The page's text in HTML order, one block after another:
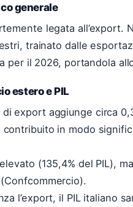
generale
legata all’export.
trainato dalle
per il 2026, portandola
estero e PIL
export aggiunge circa
contribuito in modo
(135,4% del PIL),
l’export, il PIL italiano